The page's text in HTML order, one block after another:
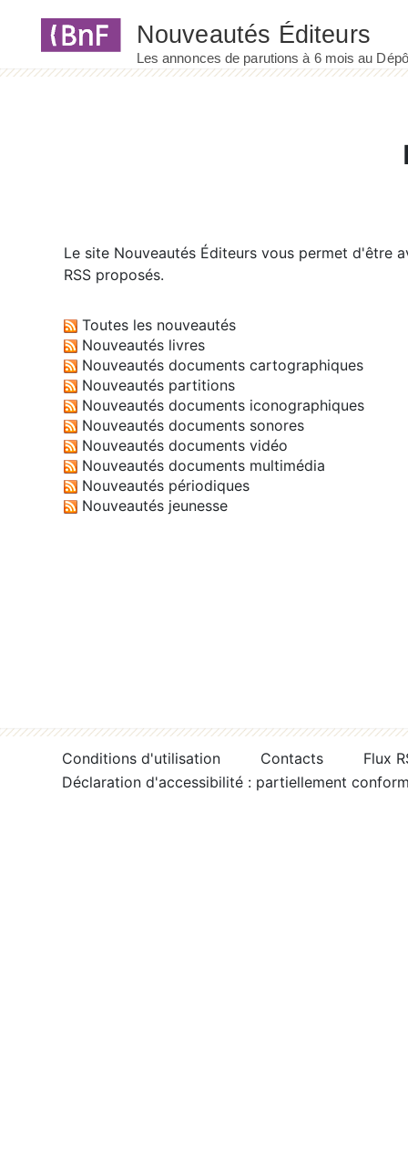
Le site Nouveautés Éditeurs vous permet d'être
RSS proposés.
Toutes les nouveautés
Nouveautés livres
Nouveautés documents cartographiques
Nouveautés partitions
Nouveautés documents iconographiques
Nouveautés documents sonores
Nouveautés documents vidéo
Nouveautés documents multimédia
Nouveautés périodiques
Nouveautés jeunesse
Conditions d'utilisation Contacts
Flux
Déclaration d'accessibilité : partiellement